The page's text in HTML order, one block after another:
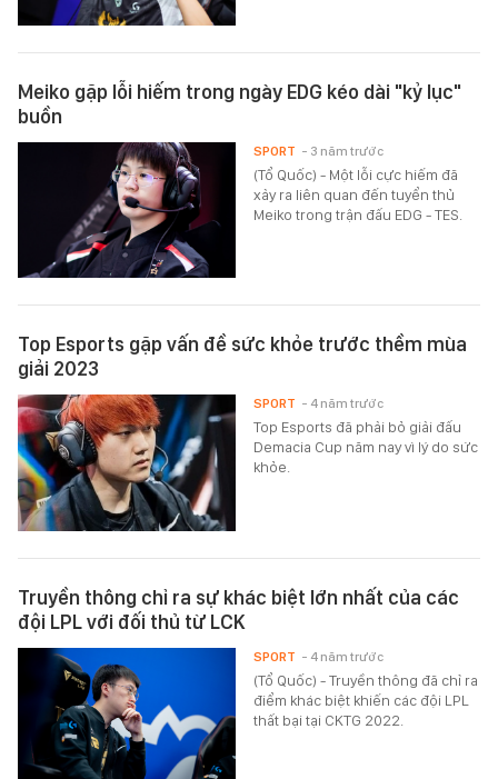
Meiko gặp lỗi hiếm trong ngày EDG kéo dài "kỷ lục"
buồn
(Tổ Quốc) - Một lỗi cực hiếm đã
xảy ra liên quan đến tuyển thủ
Meiko trong trận đấu EDG - TES.
SPORT - 3 năm trước
Top Esports gặp vấn đề sức khỏe trước thềm mùa
giải 2023
Top Esports đã phải bỏ giải đấu
Demacia Cup năm nay vì lý do sức
khỏe.
SPORT - 4 năm trước
Truyền thông chỉ ra sự khác biệt lớn nhất của các
đội LPL với đối thủ từ LCK
(Tổ Quốc) - Truyền thông đã chỉ ra
điểm khác biệt khiến các đội LPL
thất bại tại CKTG 2022.
SPORT - 4 năm trước